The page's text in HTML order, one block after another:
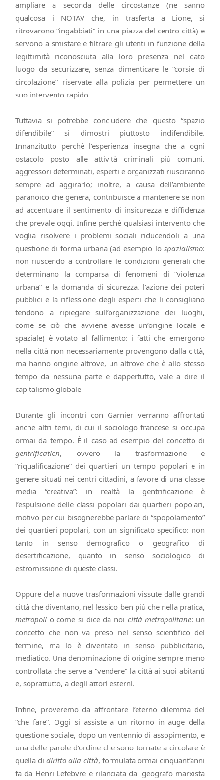
ampliare a seconda delle circostanze (ne sanno
qualcosa i NOTAV che, in trasferta a Lione, si
ritrovarono “ingabbiati” in una piazza del centro città) e
servono a smistare e filtrare gli utenti in funzione della
legittimità riconosciuta alla loro presenza nel dato
luogo da securizzare, senza dimenticare le “corsie di
circolazione” riservate alla polizia per permettere un
suo intervento rapido.
Tuttavia si potrebbe concludere che questo “spazio
difendibile” si dimostri piuttosto indifendibile.
Innanzitutto perché l’esperienza insegna che a ogni
ostacolo posto alle attività criminali più comuni,
aggressori determinati, esperti e organizzati riusciranno
sempre ad aggirarlo; inoltre, a causa dell’ambiente
paranoico che genera, contribuisce a mantenere se non
ad accentuare il sentimento di insicurezza e diffidenza
che prevale oggi. Infine perché qualsiasi intervento che
voglia risolvere i problemi sociali riducendoli a una
questione di forma urbana (ad esempio lo spazialismo:
non riuscendo a controllare le condizioni generali che
determinano la comparsa di fenomeni di “violenza
urbana” e la domanda di sicurezza, l’azione dei poteri
pubblici e la riflessione degli esperti che li consigliano
tendono a ripiegare sull’organizzazione dei luoghi,
come se ciò che avviene avesse un’origine locale e
spaziale) è votato al fallimento: i fatti che emergono
nella città non necessariamente provengono dalla città,
ma hanno origine altrove, un altrove che è allo stesso
tempo da nessuna parte e dappertutto, vale a dire il
capitalismo globale.
Durante gli incontri con Garnier verranno affrontati
anche altri temi, di cui il sociologo francese si occupa
ormai da tempo. È il caso ad esempio del concetto di
gentrification, ovvero la trasformazione e
“riqualificazione” dei quartieri un tempo popolari e in
genere situati nei centri cittadini, a favore di una classe
media “creativa”: in realtà la gentrificazione è
l’espulsione delle classi popolari dai quartieri popolari,
motivo per cui bisognerebbe parlare di “spopolamento”
dei quartieri popolari, con un significato specifico: non
tanto in senso demografico o geografico di
desertificazione, quanto in senso sociologico di
estromissione di queste classi.
Oppure della nuove trasformazioni vissute dalle grandi
città che diventano, nel lessico ben più che nella pratica,
metropoli o come si dice da noi città metropolitane: un
concetto che non va preso nel senso scientifico del
termine, ma lo è diventato in senso pubblicitario,
mediatico. Una denominazione di origine sempre meno
controllata che serve a “vendere” la città ai suoi abitanti
e, soprattutto, a degli attori esterni.
Infine, proveremo da affrontare l’eterno dilemma del
“che fare”. Oggi si assiste a un ritorno in auge della
questione sociale, dopo un ventennio di assopimento, e
una delle parole d’ordine che sono tornate a circolare è
quella didiritto alla città, formulata ormai cinquant’anni
fa da Henri Lefebvre e rilanciata dal geografo marxista